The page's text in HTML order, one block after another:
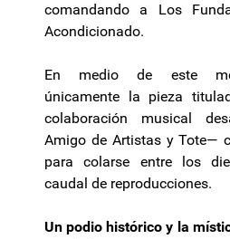
comandando a Los
Acondicionado.
En medio de este
únicamente la pieza
colaboración musical
Amigo de Artistas y Tote—
para colarse entre los
caudal de reproducciones.
Un podio histórico y la